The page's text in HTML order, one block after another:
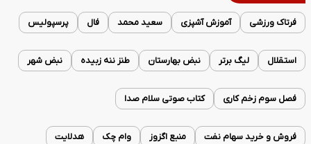
فرتاک ورزشی آموزش آشپزی سعید محمد فال پرسپولیس
استقلال لیگ برتر نبض بهارستان طنز ننه زبیده نبض شهر
فصل سوم زخم کاری کتاب صوتی سلام صدا
فروش و خرید سهام نفت منبع اگزوز وام چک هدلایت